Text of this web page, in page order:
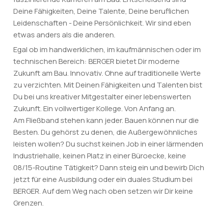
Deine Fähigkeiten, Deine Talente, Deine beruflichen
Leidenschaften - Deine Persönlichkeit. Wir sind eben
etwas anders als die anderen.
Egal ob im handwerklichen, im kaufmännischen oder im
technischen Bereich: BERGER bietet Dir moderne
Zukunft am Bau. Innovativ. Ohne auf traditionelle Werte
zu verzichten. Mit Deinen Fähigkeiten und Talenten bist
Du bei uns kreativer Mitgestalter einer lebenswerten
Zukunft. Ein vollwertiger Kollege. Von Anfang an.
Am Fließband stehen kann jeder. Bauen können nur die
Besten. Du gehörst zu denen, die Außergewöhnliches
leisten wollen? Du suchst keinen Job in einer lärmenden
Industriehalle, keinen Platz in einer Büroecke, keine
08/15-Routine Tätigkeit? Dann steig ein und bewirb Dich
jetzt für eine Ausbildung oder ein duales Studium bei
BERGER. Auf dem Weg nach oben setzen wir Dir keine
Grenzen.